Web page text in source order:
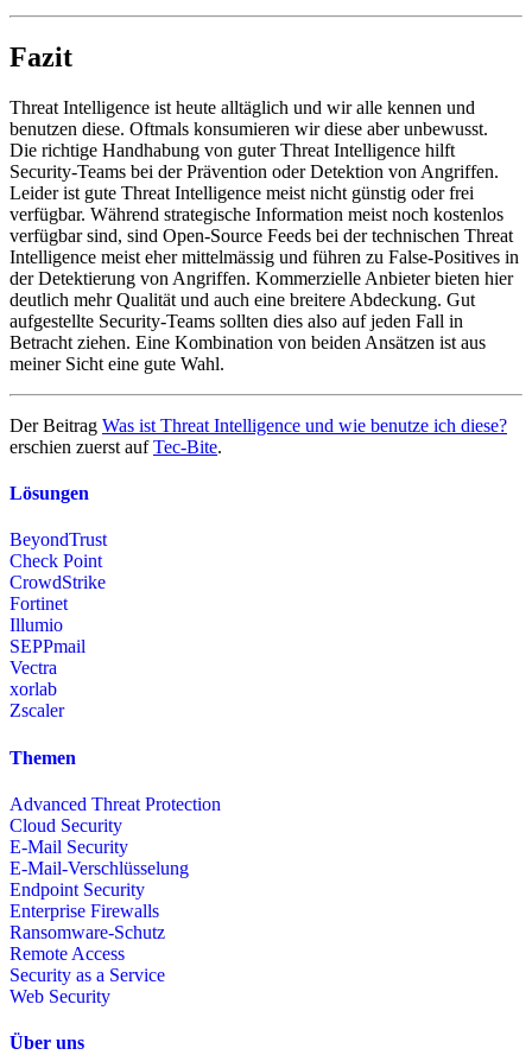
Fazit
Threat Intelligence ist heute alltäglich und wir alle kennen und
benutzen diese. Oftmals konsumieren wir diese aber unbewusst.
Die richtige Handhabung von guter Threat Intelligence hilft
Security-Teams bei der Prävention oder Detektion von Angriffen.
Leider ist gute Threat Intelligence meist nicht günstig oder frei
verfügbar. Während strategische Information meist noch kostenlos
verfügbar sind, sind Open-Source Feeds bei der technischen Threat
Intelligence meist eher mittelmässig und führen zu False-Positives in
der Detektierung von Angriffen. Kommerzielle Anbieter bieten hier
deutlich mehr Qualität und auch eine breitere Abdeckung. Gut
aufgestellte Security-Teams sollten dies also auf jeden Fall in
Betracht ziehen. Eine Kombination von beiden Ansätzen ist aus
meiner Sicht eine gute Wahl.
Der Beitrag Was ist Threat Intelligence und wie benutze ich diese?
erschien zuerst aufTec-Bite.
Lösungen
BeyondTrust
Check Point
CrowdStrike
Fortinet
Illumio
SEPPmail
Vectra
xorlab
Zscaler
Themen
Advanced Threat Protection
Cloud Security
E-Mail Security
E-Mail-Verschlüsselung
Endpoint Security
Enterprise Firewalls
Ransomware-Schutz
Remote Access
Security as a Service
Web Security
Über uns